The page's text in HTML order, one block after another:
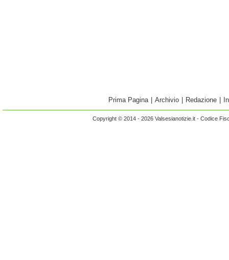
Prima Pagina Archivio Redazione
Copyright © 2014 - 2026 Valsesianotizie.it - Codice